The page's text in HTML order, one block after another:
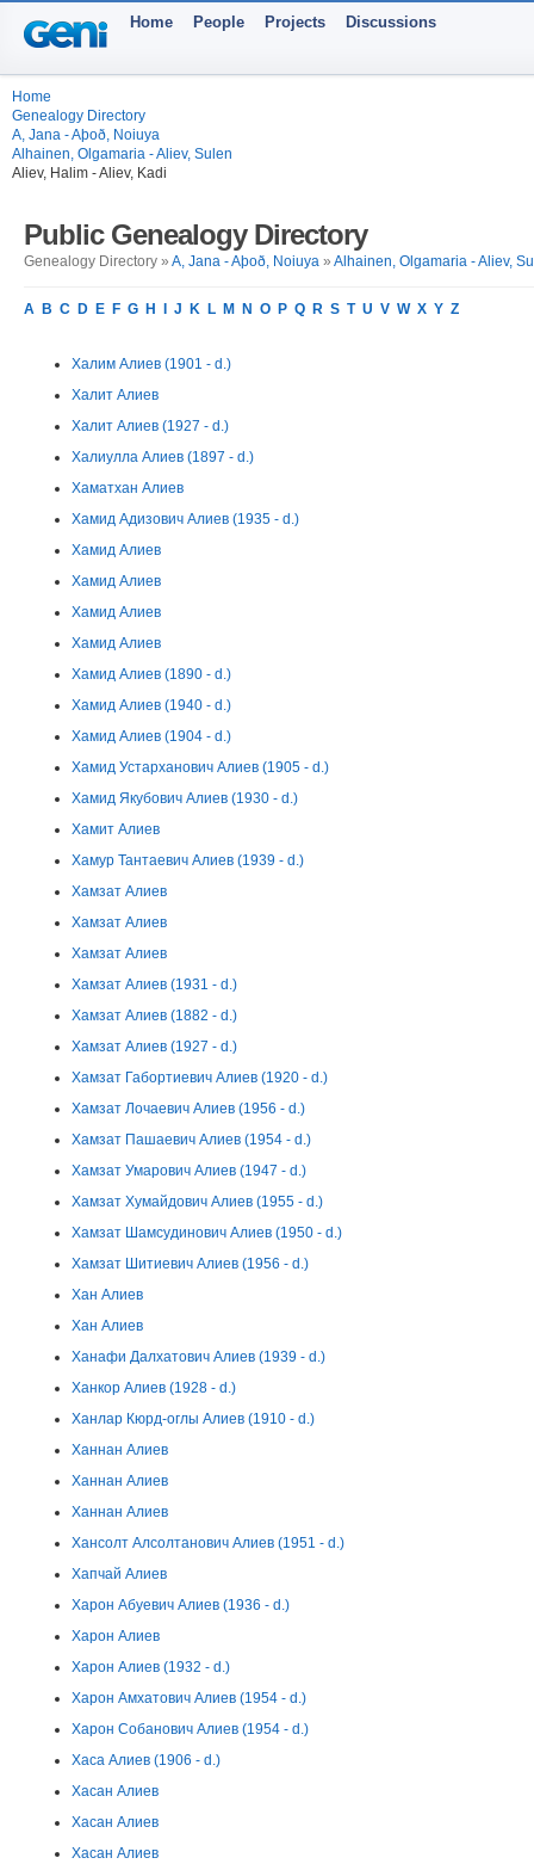
Home People Projects Discussions
Home
Genealogy Directory
A, Jana - Aþoð, Noiuya
Alhainen, Olgamaria - Aliev, Sulen
Aliev, Halim - Aliev, Kadi
Public Genealogy Directory
Genealogy Directory » A, Jana - Aþoð, Noiuya » Alhainen, Olgamaria - Aliev,
A B C D E F G H J K L M N O P Q R S T U V W X Y Z
Халим Алиев (1901 - d.)
Халит Алиев
Халит Алиев (1927 - d.)
Халиулла Алиев (1897 - d.)
Хаматхан Алиев
Хамид Адизович Алиев (1935 - d.)
Хамид Алиев
Хамид Алиев
Хамид Алиев
Хамид Алиев
Хамид Алиев (1890 - d.)
Хамид Алиев (1940 - d.)
Хамид Алиев (1904 - d.)
Хамид Устарханович Алиев (1905 - d.)
Хамид Якубович Алиев (1930 - d.)
Хамит Алиев
Хамур Тантаевич Алиев (1939 - d.)
Хамзат Алиев
Хамзат Алиев
Хамзат Алиев
Хамзат Алиев (1931 - d.)
Хамзат Алиев (1882 - d.)
Хамзат Алиев (1927 - d.)
Хамзат Габортиевич Алиев (1920 - d.)
Хамзат Лочаевич Алиев (1956 - d.)
Хамзат Пашаевич Алиев (1954 - d.)
Хамзат Умарович Алиев (1947 - d.)
Хамзат Хумайдович Алиев (1955 - d.)
Хамзат Шамсудинович Алиев (1950 - d.)
Хамзат Шитиевич Алиев (1956 - d.)
Хан Алиев
Хан Алиев
Ханафи Далхатович Алиев (1939 - d.)
Ханкор Алиев (1928 - d.)
Ханлар Кюрд-оглы Алиев (1910 - d.)
Ханнан Алиев
Ханнан Алиев
Ханнан Алиев
Хансолт Алсолтанович Алиев (1951 - d.)
Хапчай Алиев
Харон Абуевич Алиев (1936 - d.)
Харон Алиев
Харон Алиев (1932 - d.)
Харон Амхатович Алиев (1954 - d.)
Харон Собанович Алиев (1954 - d.)
Хаса Алиев (1906 - d.)
Хасан Алиев
Хасан Алиев
Хасан Алиев